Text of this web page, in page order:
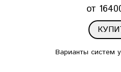
от
Варианты систем